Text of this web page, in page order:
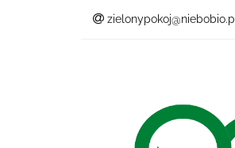
zielonypokoj@niebobio.pl